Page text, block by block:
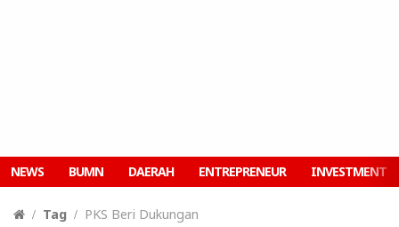
NEWS BUMN DAERAH ENTREPRENEUR INVESTMENT
Tag PKS Beri Dukungan